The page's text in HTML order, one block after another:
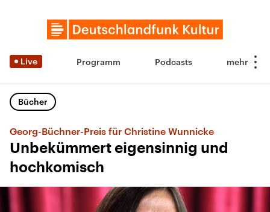
Live Programm Podcasts
Bücher
Georg-Büchner-Preis für Christine Wunnicke
Unbekümmert eigensinnig und
hochkomisch